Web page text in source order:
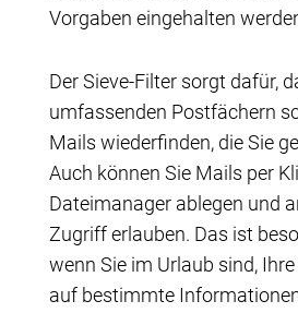
Vorgaben eingehalten
Der Sieve-Filter sorgt dafür,
umfassenden Postfächern
Mails wiederfinden, die Sie
Auch können Sie Mails per
Dateimanager ablegen und
Zugriff erlauben. Das ist
wenn Sie im Urlaub sind,
auf bestimmte